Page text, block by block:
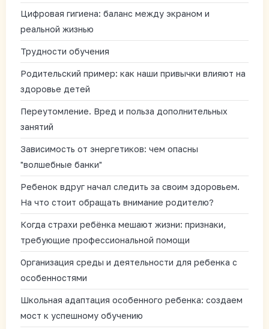
Цифровая гигиена: баланс между экраном и
реальной жизнью
Трудности обучения
Родительский пример: как наши привычки влияют на
здоровье детей
Переутомление. Вред и польза дополнительных
занятий
Зависимость от энергетиков: чем опасны
"волшебные банки"
Ребенок вдруг начал следить за своим здоровьем.
На что стоит обращать внимание родителю?
Когда страхи ребёнка мешают жизни: признаки,
требующие профессиональной помощи
Организация среды и деятельности для ребенка с
особенностями
Школьная адаптация особенного ребенка: создаем
мост к успешному обучению